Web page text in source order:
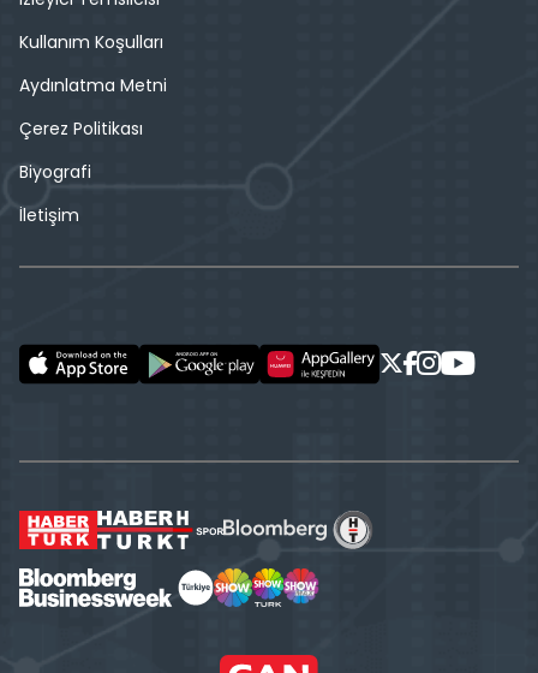
Kullanım Koşulları
Aydınlatma Metni
Çerez Politikası
Biyografi
İletişim